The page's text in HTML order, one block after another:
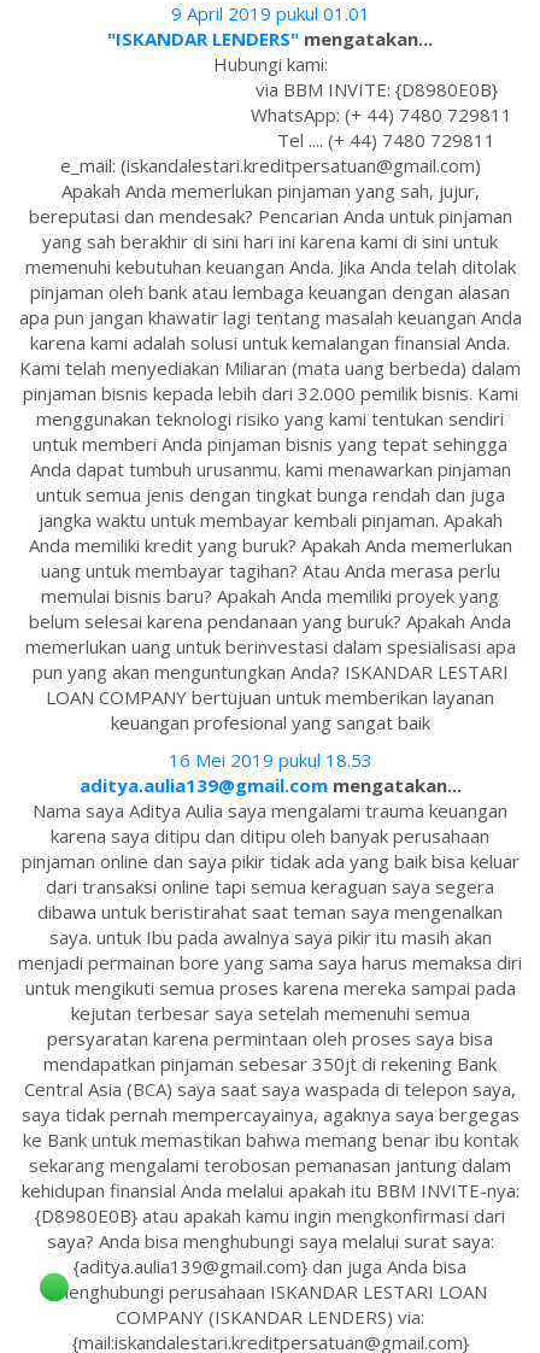
9 April 2019 pukul 01.01
"ISKANDAR LENDERS" mengatakan...
Hubungi kami:
via BBM INVITE: {D8980E0B}
WhatsApp: (+ 44) 7480 729811
Tel .... (+ 44) 7480 729811
e_mail: (iskandalestari.kreditpersatuan@gmail.com)
Apakah Anda memerlukan pinjaman yang sah, jujur,
bereputasi dan mendesak? Pencarian Anda untuk pinjaman
yang sah berakhir di sini hari ini karena kami di sini untuk
memenuhi kebutuhan keuangan Anda. Jika Anda telah ditolak
pinjaman oleh bank atau lembaga keuangan dengan alasan
apa pun jangan khawatir lagi tentang masalah keuangan Anda
karena kami adalah solusi untuk kemalangan finansial Anda.
Kami telah menyediakan Miliaran (mata uang berbeda) dalam
pinjaman bisnis kepada lebih dari 32.000 pemilik bisnis. Kami
menggunakan teknologi risiko yang kami tentukan sendiri
untuk memberi Anda pinjaman bisnis yang tepat sehingga
Anda dapat tumbuh urusanmu. kami menawarkan pinjaman
untuk semua jenis dengan tingkat bunga rendah dan juga
jangka waktu untuk membayar kembali pinjaman. Apakah
Anda memiliki kredit yang buruk? Apakah Anda memerlukan
uang untuk membayar tagihan? Atau Anda merasa perlu
memulai bisnis baru? Apakah Anda memiliki proyek yang
belum selesai karena pendanaan yang buruk? Apakah Anda
memerlukan uang untuk berinvestasi dalam spesialisasi apa
pun yang akan menguntungkan Anda? ISKANDAR LESTARI
LOAN COMPANY bertujuan untuk memberikan layanan
keuangan profesional yang sangat baik
16 Mei 2019 pukul 18.53
aditya.aulia139@gmail.commengatakan...
Nama saya Aditya Aulia saya mengalami trauma keuangan
karena saya ditipu dan ditipu oleh banyak perusahaan
pinjaman online dan saya pikir tidak ada yang baik bisa keluar
dari transaksi online tapi semua keraguan saya segera
dibawa untuk beristirahat saat teman saya mengenalkan
saya. untuk Ibu pada awalnya saya pikir itu masih akan
menjadi permainan bore yang sama saya harus memaksa diri
untuk mengikuti semua proses karena mereka sampai pada
kejutan terbesar saya setelah memenuhi semua
persyaratan karena permintaan oleh proses saya bisa
mendapatkan pinjaman sebesar 350jt di rekening Bank
Central Asia (BCA) saya saat saya waspada di telepon saya,
saya tidak pernah mempercayainya, agaknya saya bergegas
ke Bank untuk memastikan bahwa memang benar ibu kontak
sekarang mengalami terobosan pemanasan jantung dalam
kehidupan finansial Anda melalui apakah itu BBM INVITE-nya:
{D8980E0B} atau apakah kamu ingin mengkonfirmasi dari
saya? Anda bisa menghubungi saya melalui surat saya:
{aditya.aulia139@gmail.com} dan juga Anda bisa
menghubungi perusahaan ISKANDAR LESTARI LOAN
COMPANY (ISKANDAR LENDERS) via:
{mail:iskandalestari.kreditpersatuan@gmail.com}